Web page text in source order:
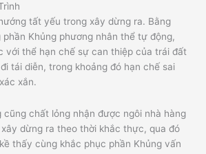
tất yếu trong xây dừng ra. Bằng
phần Khủng phương nhân thể tự động,
với thể hạn chế sự can thiệp của trái đất
tái diễn, trong khoảng đó hạn chế sai
xắn.
cũng chất lỏng nhận được ngôi nhà hàng
dừng ra theo thời khắc thực, qua đó
thấy cùng khắc phục phần Khủng vấn